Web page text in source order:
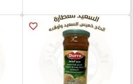
favorite_border